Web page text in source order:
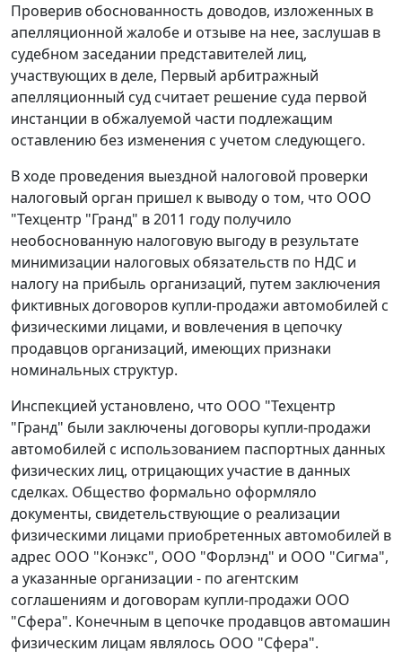
Проверив обоснованность доводов, изложенных в
апелляционной жалобе и отзыве на нее, заслушав в
судебном заседании представителей лиц,
участвующих в деле, Первый арбитражный
апелляционный суд считает решение суда первой
инстанции в обжалуемой части подлежащим
оставлению без изменения с учетом следующего.
В ходе проведения выездной налоговой проверки
налоговый орган пришел к выводу о том, что ООО
"Техцентр "Гранд" в 2011 году получило
необоснованную налоговую выгоду в результате
минимизации налоговых обязательств по НДС и
налогу на прибыль организаций, путем заключения
фиктивных договоров купли-продажи автомобилей с
физическими лицами, и вовлечения в цепочку
продавцов организаций, имеющих признаки
номинальных структур.
Инспекцией установлено, что ООО "Техцентр
"Гранд" были заключены договоры купли-продажи
автомобилей с использованием паспортных данных
физических лиц, отрицающих участие в данных
сделках. Общество формально оформляло
документы, свидетельствующие о реализации
физическими лицами приобретенных автомобилей в
адрес ООО "Конэкс", ООО "Форлэнд" и ООО "Сигма",
а указанные организации - по агентским
соглашениям и договорам купли-продажи ООО
"Сфера". Конечным в цепочке продавцов автомашин
физическим лицам являлось ООО "Сфера".